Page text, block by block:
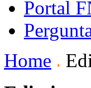
Portal
Home